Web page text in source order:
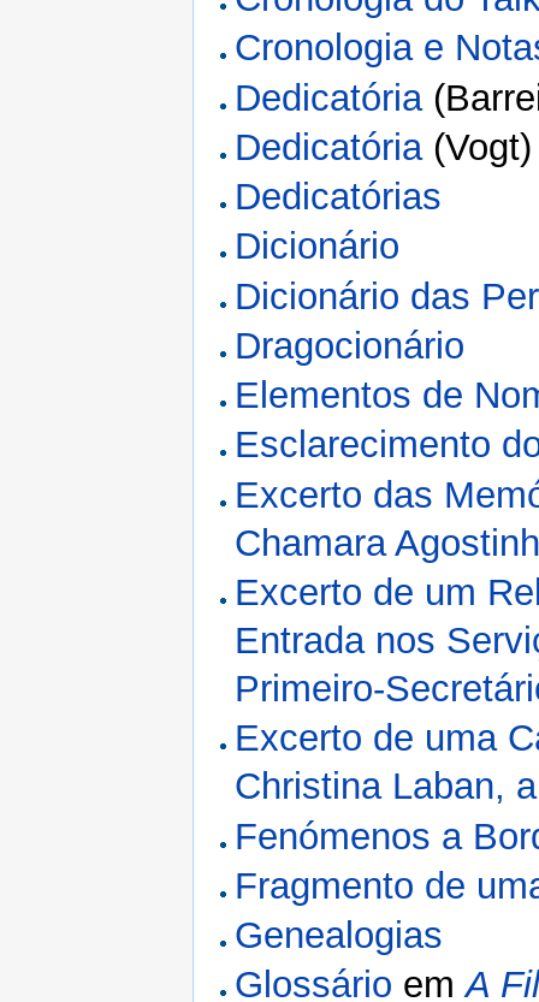
Cronologia e
Dedicatória
Dedicatória(Vogt)
Dedicatórias
Dicionário
Dicionário das
Dragocionário
Elementos de
Esclarecimento
Excerto das
Chamara
Excerto de um
Entrada nos
Primeiro-
Excerto de uma
Christina Laban,
Fenómenos a
Fragmento de
Genealogias
Glossário emA